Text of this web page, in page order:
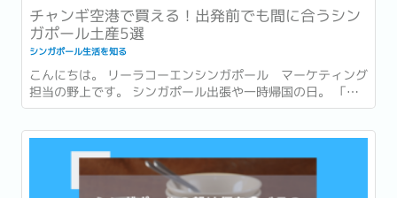
チャンギ空港で買える！出発前でも間に合うシン
ガポール土産5選
シンガポール生活を知る
こんにちは。 リーラコーエンシンガポール マーケティング
担当の野上です。 シンガポール出張や一時帰国の日。 「最
後まで打合せや商談が入っていて、市内でお土産を買う時間
がなかった…。」 「一時帰国ギリギリまで予定が詰まってい
てお土産が買えなかった…。」 このような経験はありません